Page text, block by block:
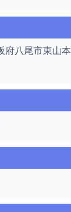
府八尾市東山